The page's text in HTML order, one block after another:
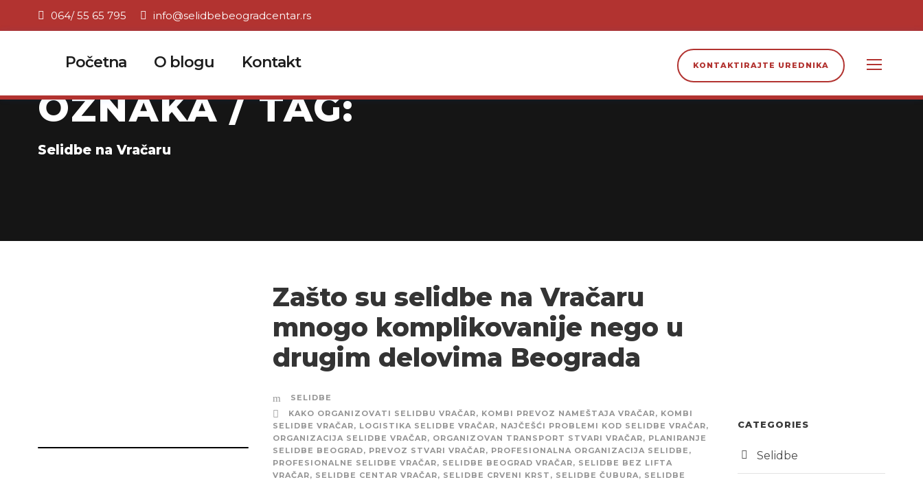
064/ 55 65 795 info@selidbebeogradcentar.rs
Početna O blogu Kontakt KONTAKTIRAJTE UREDNIKA
OZNAKA / TAG:
Selidbe na Vračaru
Zašto su selidbe na Vračaru
mnogo komplikovanije nego u
drugim delovima Beograda
SELIDBE
KAKO ORGANIZOVATI SELIDBU VRAČAR, KOMBI PREVOZ NAMEŠTAJA VRAČAR, KOMBI
SELIDBE VRAČAR, LOGISTIKA SELIDBE VRAČAR, NAJČEŠĆI PROBLEMI KOD SELIDBE VRAČAR,
ORGANIZACIJA SELIDBE VRAČAR, ORGANIZOVAN TRANSPORT STVARI VRAČAR, PLANIRANJE
SELIDBE BEOGRAD, PREVOZ STVARI VRAČAR, PROFESIONALNA ORGANIZACIJA SELIDBE ,
PROFESIONALNE SELIDBE VRAČAR, SELIDBE BEOGRAD VRAČAR, SELIDBE BEZ LIFTA
VRAČAR, SELIDBE CENTAR VRAČAR, SELIDBE CRVENI KRST , SELIDBE ČUBURA, SELIDBE
CATEGORIES
Selidbe